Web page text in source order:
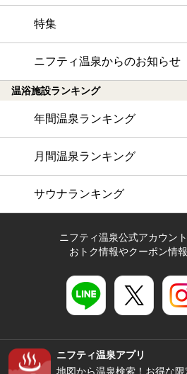
特集
ニフティ温泉からのお知らせ
温浴施設ランキング
年間温泉ランキング
月間温泉ランキング
サウナランキング
ニフティ温泉公式アカウン
おトク情報やクーポン情
ニフティ温泉アプリ
地図から温泉検索！お得な限